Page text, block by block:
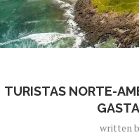
TURISTAS NORTE-
written